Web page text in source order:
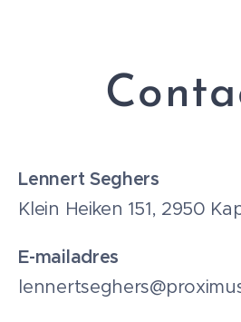
Lennert Seghers
Klein Heiken 151, 2950
E-mailadres